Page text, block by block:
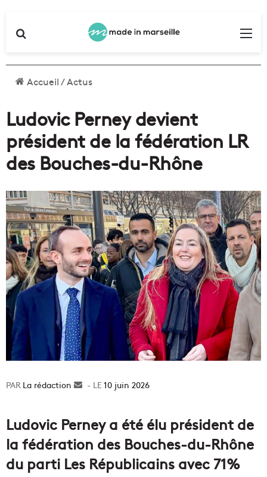
Accueil/Actus
Ludovic Perney devient
président de la fédération LR
des Bouches-du-Rhône
La rédaction
Envoyer10 juin 2026
Ludovic Perney a été élu président de
la fédération des Bouches-du-Rhône
du parti Les Républicains avec 71%